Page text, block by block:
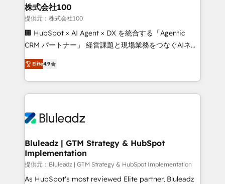
from week one, in your time zone. What we do ➤
Onboarding: Live in weeks, with workflows built
around your business, not a template. ➤ Migration:
Move from any legacy CRM. Zero downtime, full data
run your revenue process. Sales, marketing, and
service wired together. ➤ AI and Integrations: Layer
tune-ups, feature rollouts, adoption coaching. Buying
HubSpot, switching to it, or reviving a stale portal?
株式会社100
提供元：株式会社100
🏢 HubSpot × AI Agent × DX を統合する「Agentic
CRM パートナー」 経営課題と現場業務をつなぐAIネイ
ティブ・エージェンシーとして、HubSpot Eliteの実装
力で顧客フロント業務を再設計します。 💡 100inc は何
をする会社か？ HubSpotを共通基盤に、AIエージェン
トを組み込んだ顧客フロント業務（マーケティング・営
ィブ・エージェンシーです。事業部・グループ会社・部
を、CRMを軸とした全社共通基盤に再構築します。意
思決定者・PMO・現場担当者に並走します。 1️⃣
HubSpot導入・活用支援 顧客データの一元化から、
GTMの見える化・自動化まで。全Hub統合運用、デー
Elite4.9
Bluleadz | GTM Strategy & HubSpot
Implementation
提供元：Bluleadz | GTM Strategy & HubSpot Implementation
As HubSpot's most reviewed Elite partner, Bluleadz